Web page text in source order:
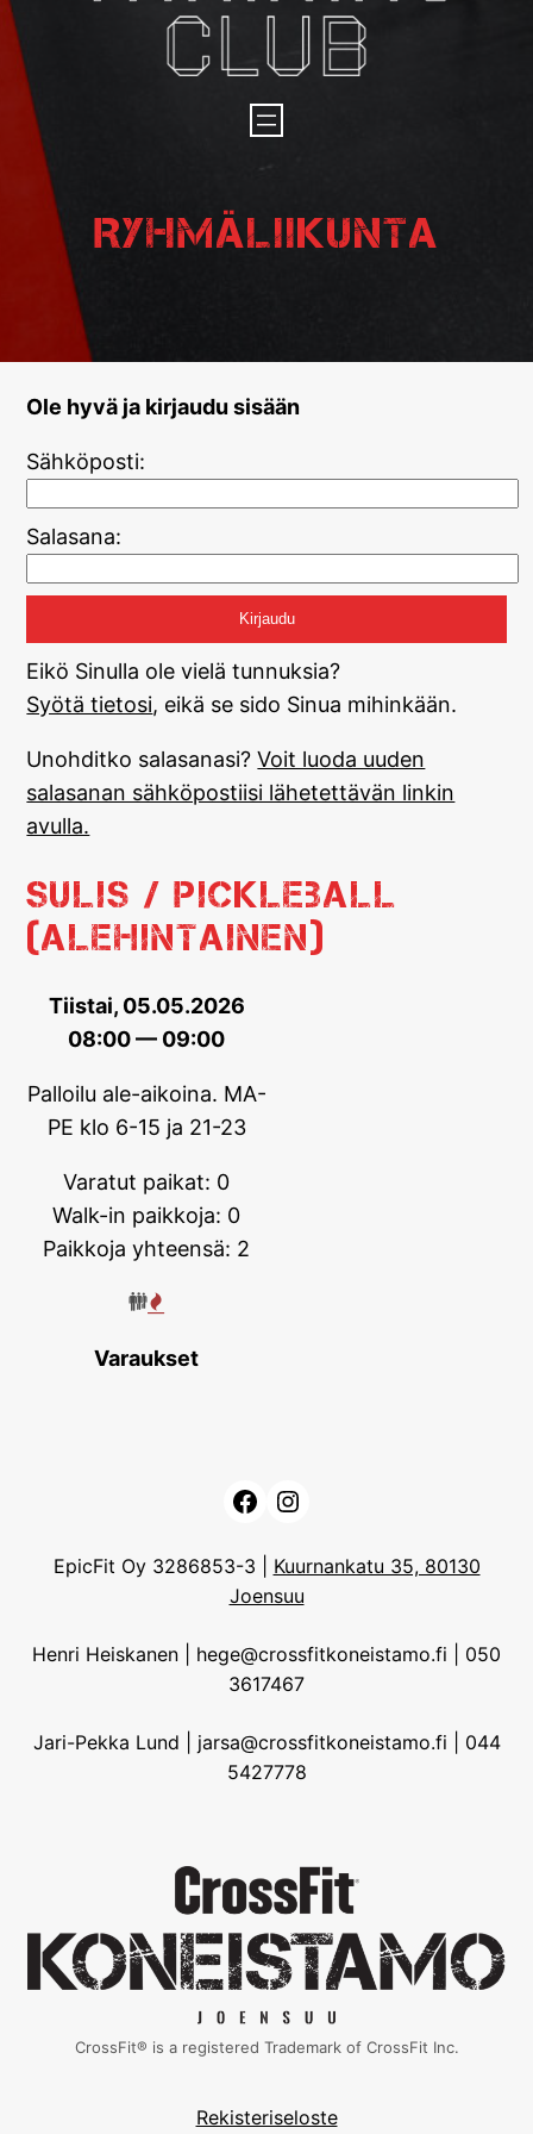
Ryhmäliikunta
Ole hyvä ja kirjaudu sisään
Sähköposti:
Salasana:
Eikö Sinulla ole vielä tunnuksia?
Syötä tietosi, eikä se sido Sinua mihinkään.
Unohditko salasanasi?Voit luoda uuden
salasanan sähköpostiisi lähetettävän linkin
avulla.
Sulis / Pickleball
(alehintainen)
Tiistai, 05.05.2026
08:00 — 09:00
Palloilu ale-aikoina. MA-
PE klo 6-15 ja 21-23
Varatut paikat: 0
Walk-in paikkoja: 0
Paikkoja yhteensä: 2
Varaukset
Facebook
Instagram
EpicFit Oy 3286853-3 | Kuurnankatu 35, 80130
Joensuu
Henri Heiskanen | hege@crossfitkoneistamo.fi | 050
3617467
Jari-Pekka Lund | jarsa@crossfitkoneistamo.fi | 044
5427778
CrossFit® is a registered Trademark of CrossFit Inc.
Rekisteriseloste